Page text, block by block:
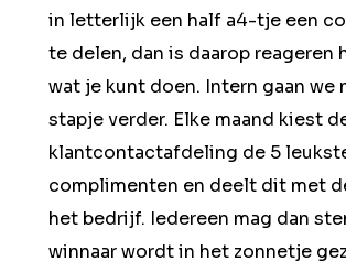
in letterlijk een half a4-tje een
te delen, dan is daarop reageren
wat je kunt doen. Intern gaan we
stapje verder. Elke maand kiest
klantcontactafdeling de 5
complimenten en deelt dit met
het bedrijf. Iedereen mag dan
winnaar wordt in het zonnetje